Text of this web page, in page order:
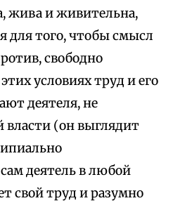
жива и живительна,
для того, чтобы смысл
свободно
условиях труд и его
деятеля, не
власти (он выглядит
деятель в любой
свой труд и разумно